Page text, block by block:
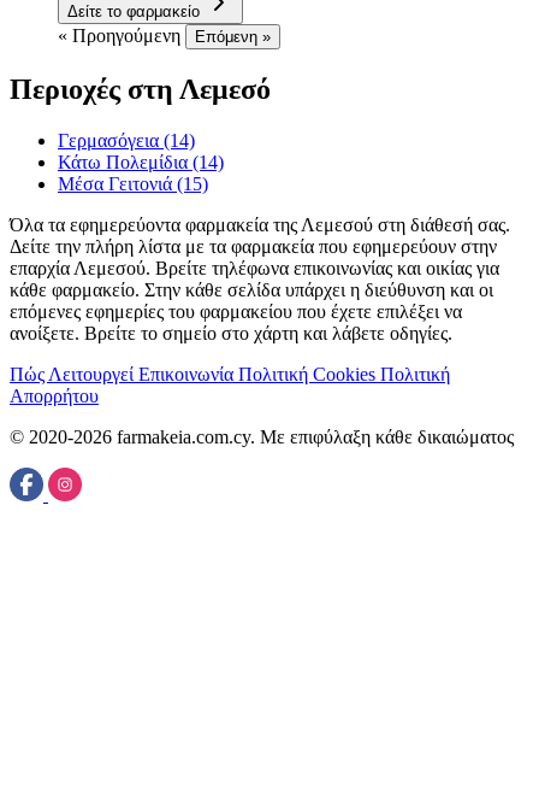
Δείτε το φαρμακείο
« Προηγούμενη Επόμενη »
Περιοχές στη Λεμεσό
Γερμασόγεια (14)
Κάτω Πολεμίδια (14)
Μέσα Γειτονιά (15)
Όλα τα εφημερεύοντα φαρμακεία της Λεμεσού στη διάθεσή σας.
Δείτε την πλήρη λίστα με τα φαρμακεία που εφημερεύουν στην
επαρχία Λεμεσού. Βρείτε τηλέφωνα επικοινωνίας και οικίας για
κάθε φαρμακείο. Στην κάθε σελίδα υπάρχει η διεύθυνση και οι
επόμενες εφημερίες του φαρμακείου που έχετε επιλέξει να
ανοίξετε. Βρείτε το σημείο στο χάρτη και λάβετε οδηγίες.
Πώς Λειτουργεί Επικοινωνία Πολιτική Cookies Πολιτική
Απορρήτου
© 2020-2026 farmakeia.com.cy. Με επιφύλαξη κάθε δικαιώματος